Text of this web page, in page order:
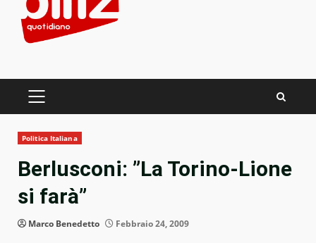
PRIMARY
Politica Italiana
Berlusconi: ”La Torino-Lione
si farà”
Marco Benedetto Febbraio 24, 2009